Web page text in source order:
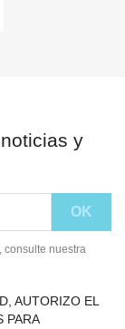
y
consulte nuestra
AUTORIZO EL
PARA